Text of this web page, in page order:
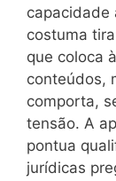
capacidade
costuma
que coloca
conteúdos,
comporta,
tensão. A
pontua
jurídicas